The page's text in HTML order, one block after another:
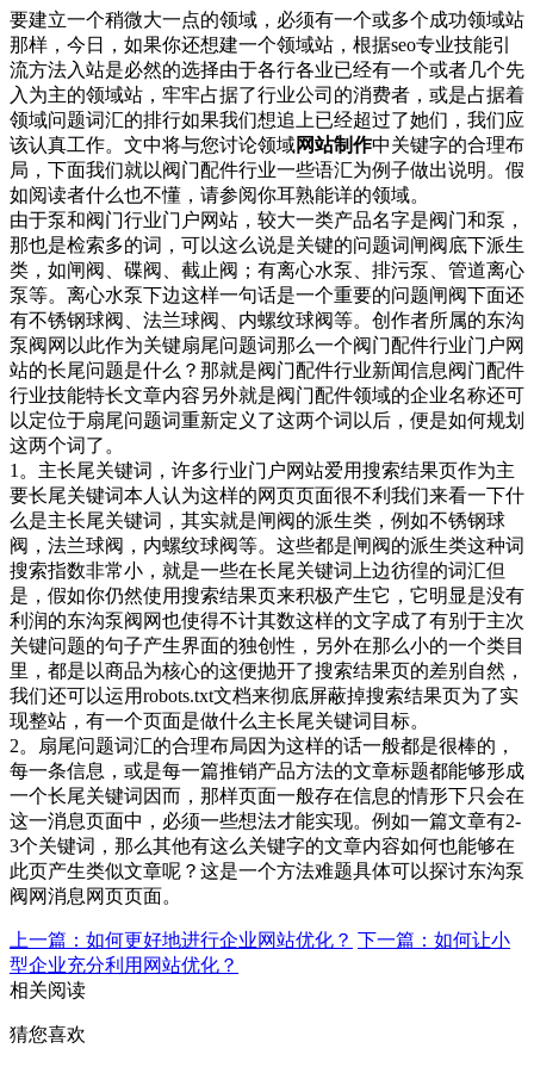
要建立一个稍微大一点的领域，必须有一个或多个成功领域站
那样，今日，如果你还想建一个领域站，根据seo专业技能引
流方法入站是必然的选择由于各行各业已经有一个或者几个先
入为主的领域站，牢牢占据了行业公司的消费者，或是占据着
领域问题词汇的排行如果我们想追上已经超过了她们，我们应
该认真工作。文中将与您讨论领域网站制作中关键字的合理布
局，下面我们就以阀门配件行业一些语汇为例子做出说明。假
如阅读者什么也不懂，请参阅你耳熟能详的领域。
由于泵和阀门行业门户网站，较大一类产品名字是阀门和泵，
那也是检索多的词，可以这么说是关键的问题词闸阀底下派生
类，如闸阀、碟阀、截止阀；有离心水泵、排污泵、管道离心
泵等。离心水泵下边这样一句话是一个重要的问题闸阀下面还
有不锈钢球阀、法兰球阀、内螺纹球阀等。创作者所属的东沟
泵阀网以此作为关键扇尾问题词那么一个阀门配件行业门户网
站的长尾问题是什么？那就是阀门配件行业新闻信息阀门配件
行业技能特长文章内容另外就是阀门配件领域的企业名称还可
以定位于扇尾问题词重新定义了这两个词以后，便是如何规划
这两个词了。
1。主长尾关键词，许多行业门户网站爱用搜索结果页作为主
要长尾关键词本人认为这样的网页页面很不利我们来看一下什
么是主长尾关键词，其实就是闸阀的派生类，例如不锈钢球
阀，法兰球阀，内螺纹球阀等。这些都是闸阀的派生类这种词
搜索指数非常小，就是一些在长尾关键词上边彷徨的词汇但
是，假如你仍然使用搜索结果页来积极产生它，它明显是没有
利润的东沟泵阀网也使得不计其数这样的文字成了有别于主次
关键问题的句子产生界面的独创性，另外在那么小的一个类目
里，都是以商品为核心的这便抛开了搜索结果页的差别自然，
我们还可以运用robots.txt文档来彻底屏蔽掉搜索结果页为了实
现整站，有一个页面是做什么主长尾关键词目标。
2。扇尾问题词汇的合理布局因为这样的话一般都是很棒的，
每一条信息，或是每一篇推销产品方法的文章标题都能够形成
一个长尾关键词因而，那样页面一般存在信息的情形下只会在
这一消息页面中，必须一些想法才能实现。例如一篇文章有2-
3个关键词，那么其他有这么关键字的文章内容如何也能够在
此页产生类似文章呢？这是一个方法难题具体可以探讨东沟泵
阀网消息网页页面。
上一篇：如何更好地进行企业网站优化？ 下一篇：如何让小
型企业充分利用网站优化？
相关阅读
猜您喜欢